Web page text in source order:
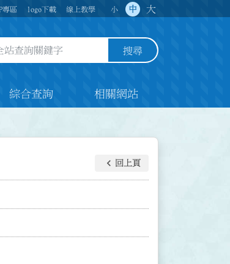
專區 logo下載 線上教學 小 中 大
鍵字欄位 搜尋
綜合查詢 相關網站
keyboard_arrow_left 回上頁